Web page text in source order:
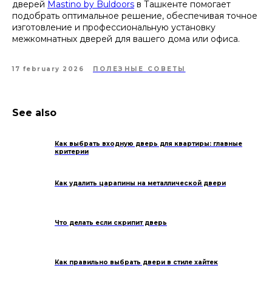
дверей Mastino by Buldoors в Ташкенте помогает
подобрать оптимальное решение, обеспечивая точное
изготовление и профессиональную установку
межкомнатных дверей для вашего дома или офиса.
17 february 2026 ПОЛЕЗНЫЕ СОВЕТЫ
See also
Как выбрать входную дверь для квартиры: главные
критерии
Как удалить царапины на металлической двери
Что делать если скрипит дверь
Как правильно выбрать двери в стиле хайтек